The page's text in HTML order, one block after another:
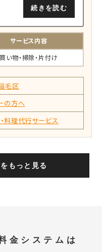
続きを読む
サービス内容
買い物・掃除・片付け
毛区
の方へ
料理代行サービス
もっと見る
金システムは